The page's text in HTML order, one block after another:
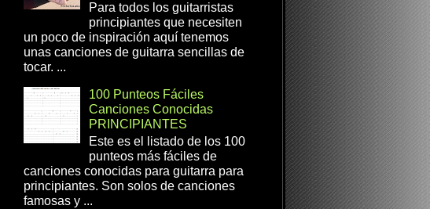
Para todos los guitarristas
principiantes que necesiten
un poco de inspiración aquí tenemos
unas canciones de guitarra sencillas de
tocar. ...
100 Punteos Fáciles
Canciones Conocidas
PRINCIPIANTES
Este es el listado de los 100
punteos más fáciles de
canciones conocidas para guitarra para
principiantes. Son solos de canciones
famosas y ...